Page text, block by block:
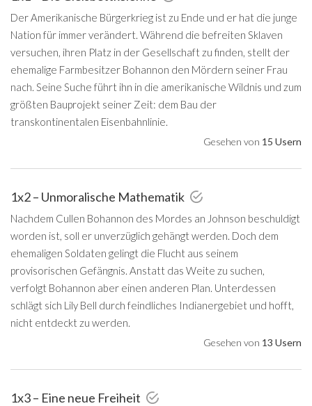
Der Amerikanische Bürgerkrieg ist zu Ende und er hat die junge
Nation für immer verändert. Während die befreiten Sklaven
versuchen, ihren Platz in der Gesellschaft zu finden, stellt der
ehemalige Farmbesitzer Bohannon den Mördern seiner Frau
nach. Seine Suche führt ihn in die amerikanische Wildnis und zum
größten Bauprojekt seiner Zeit: dem Bau der
transkontinentalen Eisenbahnlinie.
Gesehen von 15 Usern
1x2 – Unmoralische Mathematik
Nachdem Cullen Bohannon des Mordes an Johnson beschuldigt
worden ist, soll er unverzüglich gehängt werden. Doch dem
ehemaligen Soldaten gelingt die Flucht aus seinem
provisorischen Gefängnis. Anstatt das Weite zu suchen,
verfolgt Bohannon aber einen anderen Plan. Unterdessen
schlägt sich Lily Bell durch feindliches Indianergebiet und hofft,
nicht entdeckt zu werden.
Gesehen von 13 Usern
1x3 – Eine neue Freiheit